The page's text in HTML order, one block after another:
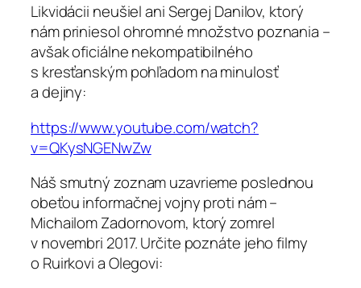
Likvidácii neušiel ani Sergej Danilov, ktorý
nám priniesol ohromné množstvo poznania –
avšak oficiálne nekompatibilného
s kresťanským pohľadom na minulosť
a dejiny:
https://www.youtube.com/watch?
v=QKysNGENwZw
Náš smutný zoznam uzavrieme poslednou
obeťou informačnej vojny proti nám –
Michailom Zadornovom, ktorý zomrel
v novembri 2017. Určite poznáte jeho filmy
o Ruirkovi a Olegovi: